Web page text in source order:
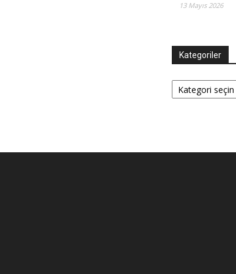
13 Mayıs 2026
Kategoriler
Kategoriler